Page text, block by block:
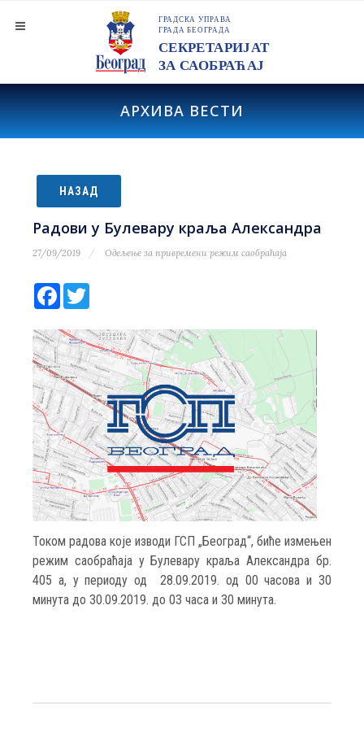
АРХИВА ВЕСТИ
НАЗАД
Радови у Булевару краља Александра
27/09/2019 Одељење за привремени режим саобраћаја
Facebook
Током радова које изводи ГСП „Београд“, биће измењен
режим саобраћаја у Булевару краља Александра бр.
405 а, у периоду од 28.09.2019. од 00 часова и 30
минута до 30.09.2019. до 03 часа и 30 минута.